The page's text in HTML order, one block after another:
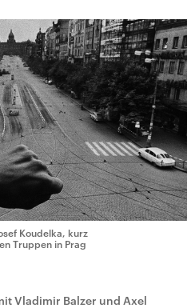
Koudelka, kurz
Truppen in Prag
Vladimir Balzer und Axel